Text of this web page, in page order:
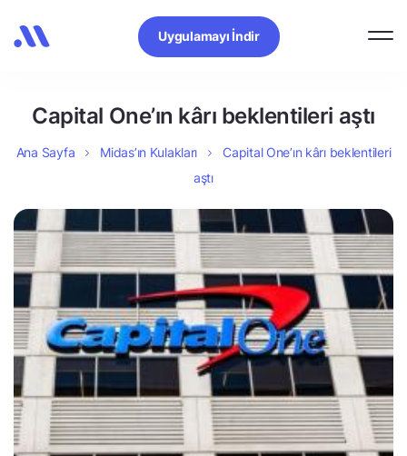
Uygulamayı İndir
Capital One’ın kârı beklentileri aştı
Ana Sayfa Midas’ın Kulakları
Capital One’ın kârı beklentileri
aştı